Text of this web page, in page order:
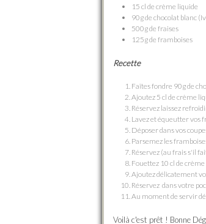
15 cl de crème liquide
90g de chocolat blanc
500g de fraises
125g de framboises
Recette
Faîtes fondre 90g de
Ajoutez 5 cl de crème
Réservez laissez
Lavez et équeutter vos
Déposer dans vos
Parsemez les
Réservez (au frais s'il
Fouettez 10 cl de
Ajoutez délicatement
Réservez dans votre
Au moment de servir
Voilà c'est prêt ! Bonne